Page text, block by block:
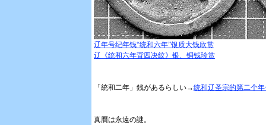
辽年号纪年钱“统和六年”银质大钱欣赏
辽 《统和六年背四决纹》银、铜钱珍赏
「統和二年」銭があるらしい→统和辽圣宗的第二个
真贋は永遠の謎。